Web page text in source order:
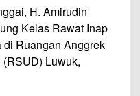
H. Amirudin
Kelas Rawat Inap
Ruangan Anggrek
Luwuk,